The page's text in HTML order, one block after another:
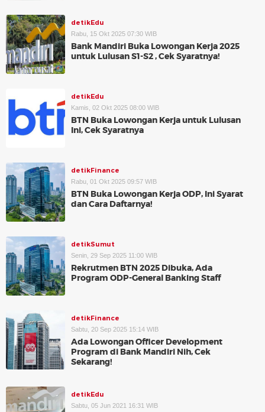
detikEdu
Rabu, 15 Okt 2025 07:30 WIB
Bank Mandiri Buka Lowongan Kerja 2025
untuk Lulusan S1-S2 , Cek Syaratnya!
detikEdu
Kamis, 02 Okt 2025 08:00 WIB
BTN Buka Lowongan Kerja untuk Lulusan
Ini, Cek Syaratnya
detikFinance
Rabu, 01 Okt 2025 09:57 WIB
BTN Buka Lowongan Kerja ODP, Ini Syarat
dan Cara Daftarnya!
detikSumut
Senin, 29 Sep 2025 11:00 WIB
Rekrutmen BTN 2025 Dibuka, Ada
Program ODP-General Banking Staff
detikFinance
Sabtu, 20 Sep 2025 15:14 WIB
Ada Lowongan Officer Development
Program di Bank Mandiri Nih, Cek
Sekarang!
detikEdu
Sabtu, 05 Jun 2021 16:31 WIB